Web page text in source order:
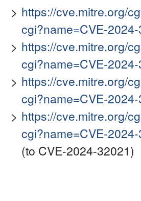
https://cve.mitre.org/
cgi?name=CVE-
https://cve.mitre.org/
cgi?name=CVE-
https://cve.mitre.org/
cgi?name=CVE-
https://cve.mitre.org/
cgi?name=CVE-
(to CVE-2024-32021)